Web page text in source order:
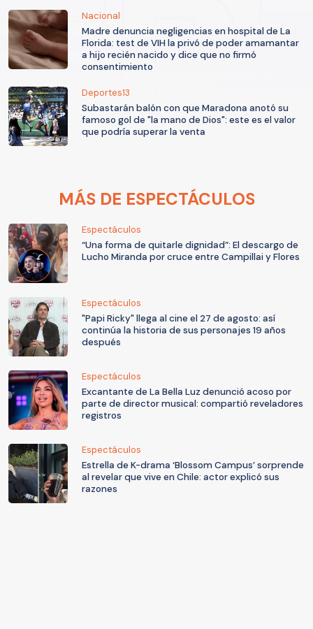
Nacional
Madre denuncia negligencias en hospital de La
Florida: test de VIH la privó de poder amamantar
a hijo recién nacido y dice que no firmó
consentimiento
Deportes13
Subastarán balón con que Maradona anotó su
famoso gol de "la mano de Dios": este es el valor
que podría superar la venta
MÁS DE ESPECTÁCULOS
Espectáculos
“Una forma de quitarle dignidad”: El descargo de
Lucho Miranda por cruce entre Campillai y Flores
Espectáculos
"Papi Ricky" llega al cine el 27 de agosto: así
continúa la historia de sus personajes 19 años
después
Espectáculos
Excantante de La Bella Luz denunció acoso por
parte de director musical: compartió reveladores
registros
Espectáculos
Estrella de K-drama ‘Blossom Campus’ sorprende
al revelar que vive en Chile: actor explicó sus
razones